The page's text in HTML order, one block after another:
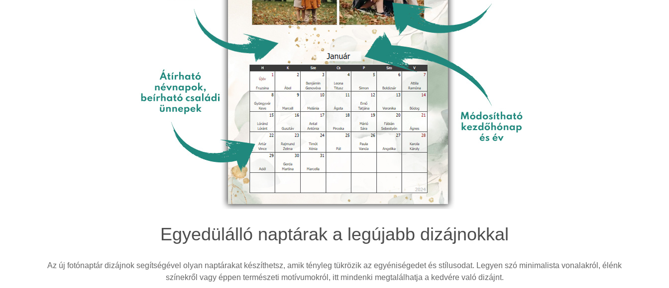
Egyedülálló naptárak a legújabb dizájnokkal
Az új fotónaptár dizájnok segítségével olyan naptárakat készíthetsz, amik tényleg tükrözik az egyéniségedet és stílusodat. Legyen szó minimalista vonalakról, élénk
színekről vagy éppen természeti motívumokról, itt mindenki megtalálhatja a kedvére való dizájnt.